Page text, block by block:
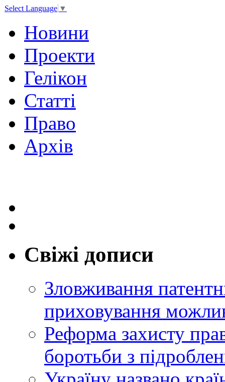
Select Language ▼
Новини
Проекти
Гелікон
Статті
Право
Архів
Свіжі дописи
Зловживання
приховування
Реформа захисту
боротьби з